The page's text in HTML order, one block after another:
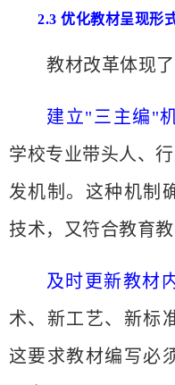
2.3 优化教材呈现形
教材改革体现了
建立"三主编"
学校专业带头人、
发机制。这种机制
技术，又符合教育教
及时更新教材
术、新工艺、新标
这要求教材编写必